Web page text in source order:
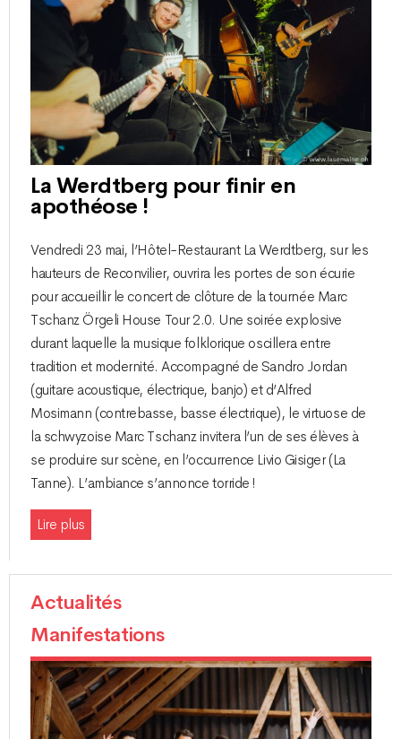
La Werdtberg pour finir en
apothéose !
Vendredi 23 mai, l’Hôtel-Restaurant La Werdtberg, sur les
hauteurs de Reconvilier, ouvrira les portes de son écurie
pour accueillir le concert de clôture de la tournée Marc
Tschanz Örgeli House Tour 2.0. Une soirée explosive
durant laquelle la musique folklorique oscillera entre
tradition et modernité. Accompagné de Sandro Jordan
(guitare acoustique, électrique, banjo) et d’Alfred
Mosimann (contrebasse, basse électrique), le virtuose de
la schwyzoise Marc Tschanz invitera l’un de ses élèves à
se produire sur scène, en l’occurrence Livio Gisiger (La
Tanne). L’ambiance s’annonce torride !
Lire plus
Actualités
Manifestations